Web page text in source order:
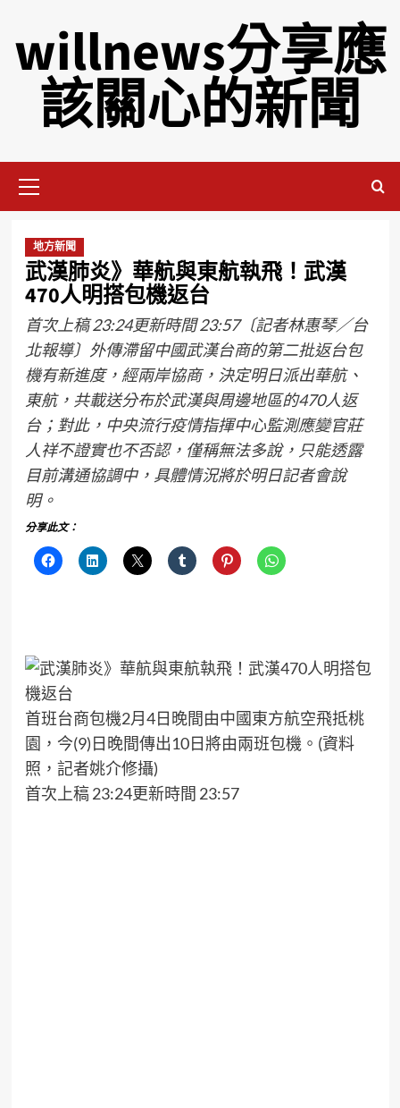
willnews分享應
該關心的新聞
地方新聞
武漢肺炎》華航與東航執飛！武漢
470人明搭包機返台
首次上稿 23:24更新時間 23:57〔記者林惠琴／台
北報導〕外傳滯留中國武漢台商的第二批返台包
機有新進度，經兩岸協商，決定明日派出華航、
東航，共載送分布於武漢與周邊地區的470人返
台；對此，中央流行疫情指揮中心監測應變官莊
人祥不證實也不否認，僅稱無法多說，只能透露
目前溝通協調中，具體情況將於明日記者會說
明。
分享此文：
首班台商包機2月4日晚間由中國東方航空飛抵桃
園，今(9)日晚間傳出10日將由兩班包機。(資料
照，記者姚介修攝)
首次上稿 23:24更新時間 23:57